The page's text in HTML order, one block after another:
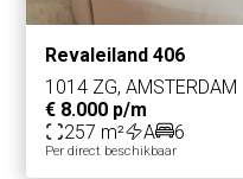
Revaleiland 406
1014 ZG, AMSTERDAM
€ 8.000 p/m
257 m²
A 6
Per direct beschikbaar